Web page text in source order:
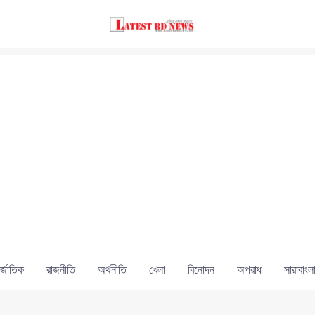
রাজনীতি অর্থনীতি খেলা বিনোদন অপরাধ সারাবাংলা